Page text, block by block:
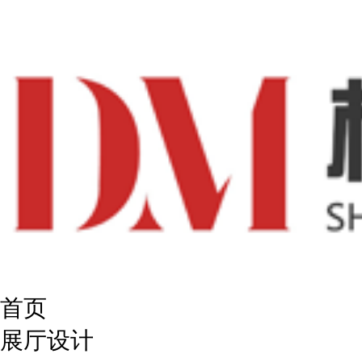
首页
展厅设计